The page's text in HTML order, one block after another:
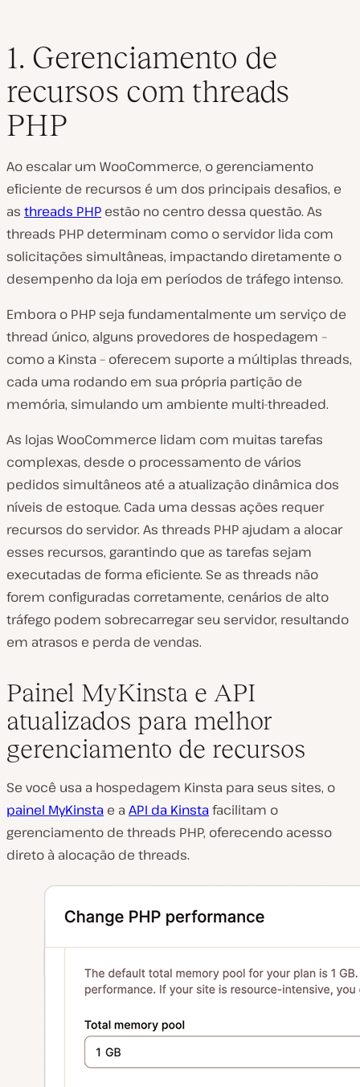
1. Gerenciamento de
recursos com threads
PHP
Ao escalar um WooCommerce, o gerenciamento
eficiente de recursos é um dos principais desafios, e
as threads PHP estão no centro dessa questão. As
threads PHP determinam como o servidor lida com
solicitações simultâneas, impactando diretamente o
desempenho da loja em períodos de tráfego intenso.
Embora o PHP seja fundamentalmente um serviço de
thread único, alguns provedores de hospedagem –
como a Kinsta – oferecem suporte a múltiplas threads,
cada uma rodando em sua própria partição de
memória, simulando um ambiente multi-threaded.
As lojas WooCommerce lidam com muitas tarefas
complexas, desde o processamento de vários
pedidos simultâneos até a atualização dinâmica dos
níveis de estoque. Cada uma dessas ações requer
recursos do servidor. As threads PHP ajudam a alocar
esses recursos, garantindo que as tarefas sejam
executadas de forma eficiente. Se as threads não
forem configuradas corretamente, cenários de alto
tráfego podem sobrecarregar seu servidor, resultando
em atrasos e perda de vendas.
Painel MyKinsta e API
atualizados para melhor
gerenciamento de recursos
Se você usa a hospedagem Kinsta para seus sites, o
painel MyKinsta e a API da Kinstafacilitam o
gerenciamento de threads PHP, oferecendo acesso
direto à alocação de threads.